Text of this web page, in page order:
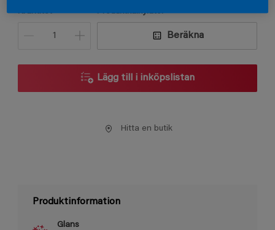
Kvantitet Produktkalkylator
Beräkna
Lägg till i inköpslistan
Hitta en butik
Produktinformation
Glans